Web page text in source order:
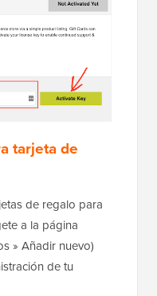
tarjeta de
de regalo para
a la página
» Añadir nuevo)
de tu